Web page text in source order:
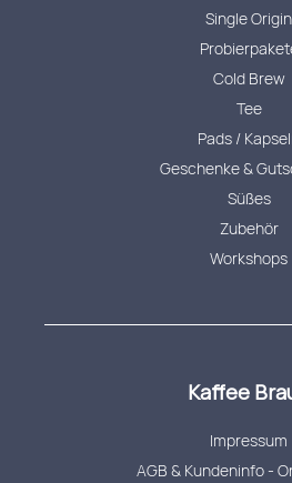
Single Origin
Cold Brew
Tee
Pads /
Geschenke &
Süßes
Zubehör
Workshops
Kaffee
Impressum
AGB & Kundeninfo -